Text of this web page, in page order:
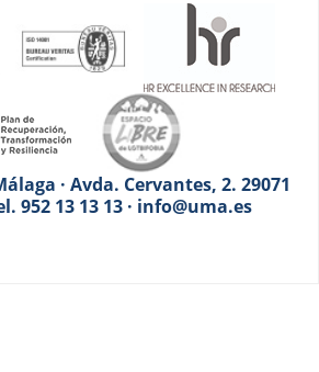
· Avda. Cervantes, 2. 29071
952 13 13 13 · info@uma.es